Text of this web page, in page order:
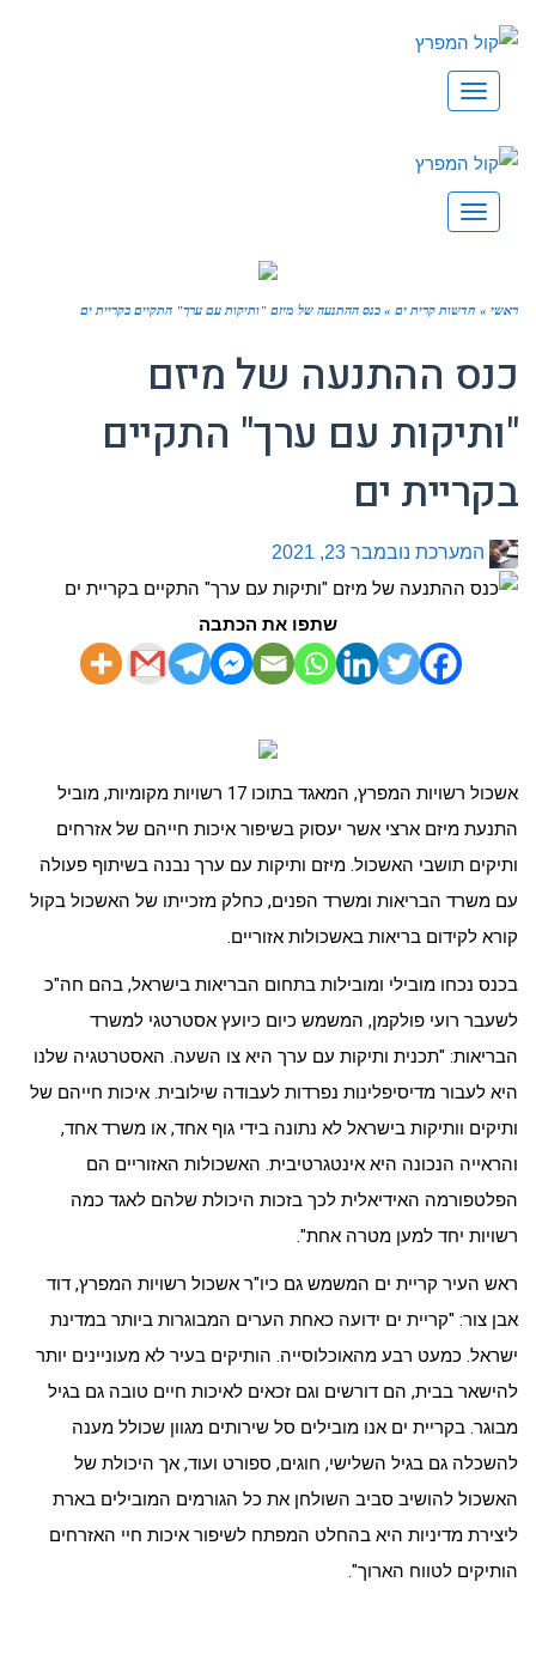
תפריט
תפריט
ראשי » חדשות קרית ים » כנס ההתנעה של מיזם "ותיקות עם ערך" התקיים בקריית ים
כנס ההתנעה של מיזם
"ותיקות עם ערך" התקיים
בקריית ים
המערכת נובמבר 23, 2021
שתפו את הכתבה
אשכול רשויות המפרץ, המאגד בתוכו 17 רשויות מקומיות, מוביל
התנעת מיזם ארצי אשר יעסוק בשיפור איכות חייהם של אזרחים
ותיקים תושבי האשכול. מיזם ותיקות עם ערך נבנה בשיתוף פעולה
עם משרד הבריאות ומשרד הפנים, כחלק מזכייתו של האשכול בקול
קורא לקידום בריאות באשכולות אזוריים.
בכנס נכחו מובילי ומובילות בתחום הבריאות בישראל, בהם חה"כ
לשעבר רועי פולקמן, המשמש כיום כיועץ אסטרטגי למשרד
הבריאות: "תכנית ותיקות עם ערך היא צו השעה. האסטרטגיה שלנו
היא לעבור מדיסיפלינות נפרדות לעבודה שילובית. איכות חייהם של
ותיקים וותיקות בישראל לא נתונה בידי גוף אחד, או משרד אחד,
והראייה הנכונה היא אינטגרטיבית. האשכולות האזוריים הם
הפלטפורמה האידיאלית לכך בזכות היכולת שלהם לאגד כמה
רשויות יחד למען מטרה אחת".
ראש העיר קריית ים המשמש גם כיו"ר אשכול רשויות המפרץ, דוד
אבן צור: "קריית ים ידועה כאחת הערים המבוגרות ביותר במדינת
ישראל. כמעט רבע מהאוכלוסייה. הותיקים בעיר לא מעוניינים יותר
להישאר בבית, הם דורשים וגם זכאים לאיכות חיים טובה גם בגיל
מבוגר. בקריית ים אנו מובילים סל שירותים מגוון שכולל מענה
להשכלה גם בגיל השלישי, חוגים, ספורט ועוד, אך היכולת של
האשכול להושיב סביב השולחן את כל הגורמים המובילים בארת
ליצירת מדיניות היא בהחלט המפתח לשיפור איכות חיי האזרחים
הותיקים לטווח הארוך".